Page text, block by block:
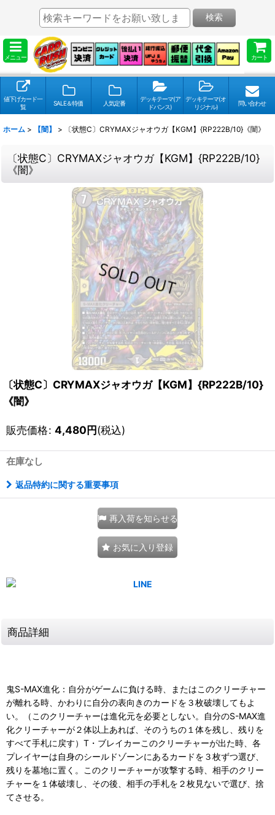
メニュー カート
検索
値下げカード一
覧
SALE＆特価 人気定番
デッキテーマ(ア
ドバンス)
デッキテーマ(オ
リジナル)
問い合わせ
ホーム > 【闇】 > 〔状態C〕CRYMAXジャオウガ【KGM】{RP222B/10}《闇》
〔状態C〕CRYMAXジャオウガ【KGM】{RP222B/10}
《闇》
〔状態C〕CRYMAXジャオウガ【KGM】{RP222B/10}
《闇》
販売価格: 4,480円(税込)
在庫なし
返品特約に関する重要事項
再入荷を知らせる
お気に入り登録
商品詳細
鬼S-MAX進化：自分がゲームに負ける時、またはこのクリーチャー
が離れる時、かわりに自分の表向きのカードを３枚破壊してもよ
い。（このクリーチャーは進化元を必要としない。自分のS-MAX進
化クリーチャーが２体以上あれば、そのうちの１体を残し、残りを
すべて手札に戻す）T・ブレイカーこのクリーチャーが出た時、各
プレイヤーは自身のシールドゾーンにあるカードを３枚ずつ選び、
残りを墓地に置く。このクリーチャーが攻撃する時、相手のクリー
チャーを１体破壊し、その後、相手の手札を２枚見ないで選び、捨
てさせる。